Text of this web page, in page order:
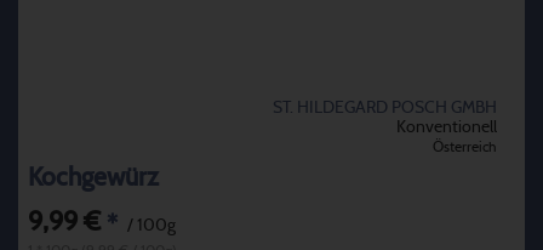
ST. HILDEGARD POSCH GMBH
Konventionell
Österreich
Kochgewürz
9,99 € * / 100g